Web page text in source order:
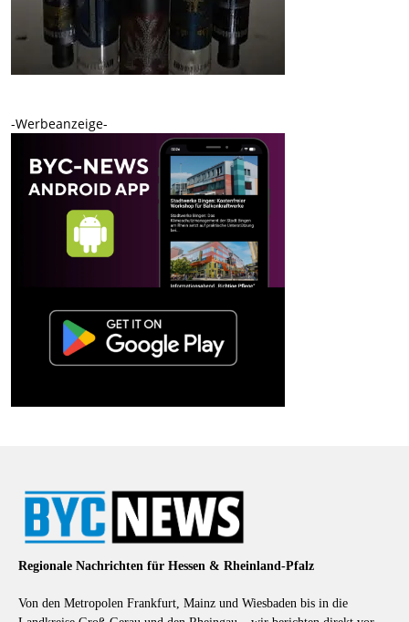
-Werbeanzeige-
Regionale Nachrichten für Hessen & Rheinland-Pfalz
Von den Metropolen Frankfurt, Mainz und Wiesbaden bis in die